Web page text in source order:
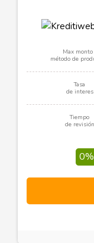
Max
método de
Tasa
de interes
Tiempo
de revisión
0%